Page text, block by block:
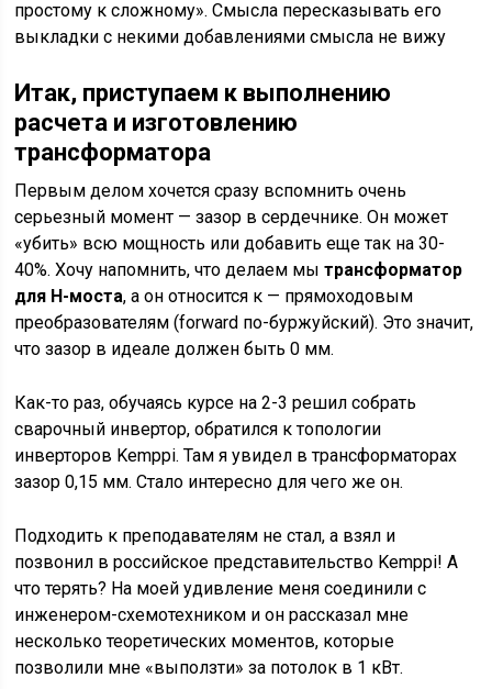
простому к сложному». Смысла пересказывать его
выкладки с некими добавлениями смысла не вижу
Итак, приступаем к выполнению
расчета и изготовлению
трансформатора
Первым делом хочется сразу вспомнить очень
серьезный момент — зазор в сердечнике. Он может
«убить» всю мощность или добавить еще так на 30-
40%. Хочу напомнить, что делаем мытрансформатор
для Н-моста, а он относится к — прямоходовым
преобразователям (forward по-буржуйский). Это значит,
что зазор в идеале должен быть 0 мм.
Как-то раз, обучаясь курсе на 2-3 решил собрать
сварочный инвертор, обратился к топологии
инверторов Kemppi. Там я увидел в трансформаторах
зазор 0,15 мм. Стало интересно для чего же он.
Подходить к преподавателям не стал, а взял и
позвонил в российское представительство Kemppi! А
что терять? На моей удивление меня соединили с
инженером-схемотехником и он рассказал мне
несколько теоретических моментов, которые
позволили мне «выползти» за потолок в 1 кВт.